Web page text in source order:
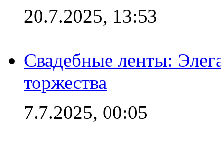
20.7.2025, 13:53
Свадебные ленты:
торжества
7.7.2025, 00:05